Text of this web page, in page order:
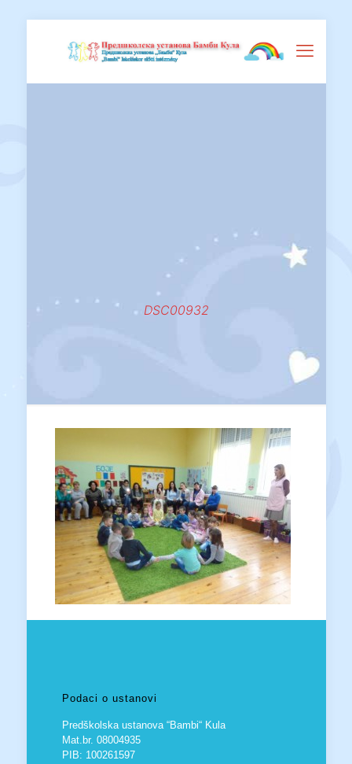
DSC00932
Podaci o ustanovi
Predškolska ustanova “Bambi“ Kula
Mat.br. 08004935
PIB: 100261597